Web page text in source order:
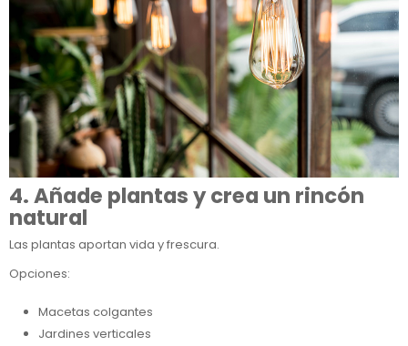
4. Añade plantas y crea un rincón
natural
Las plantas aportan vida y frescura.
Opciones:
Macetas colgantes
Jardines verticales